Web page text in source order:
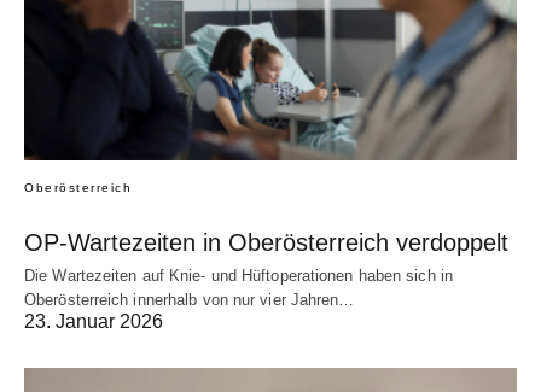
Oberösterreich
OP-Wartezeiten in Oberösterreich verdoppelt
Die Wartezeiten auf Knie- und Hüftoperationen haben sich in
Oberösterreich innerhalb von nur vier Jahren…
23. Januar 2026